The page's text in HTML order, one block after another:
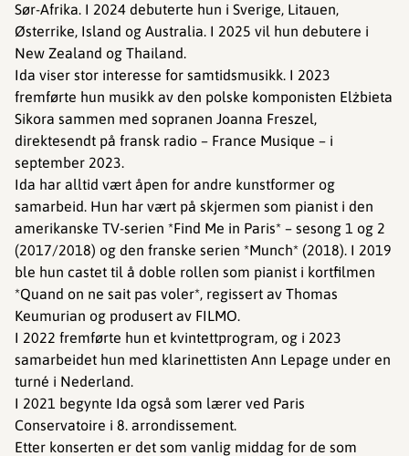
Sør-Afrika. I 2024 debuterte hun i Sverige, Litauen,
Østerrike, Island og Australia. I 2025 vil hun debutere i
New Zealand og Thailand.
Ida viser stor interesse for samtidsmusikk. I 2023
fremførte hun musikk av den polske komponisten Elżbieta
Sikora sammen med sopranen Joanna Freszel,
direktesendt på fransk radio – France Musique – i
september 2023.
Ida har alltid vært åpen for andre kunstformer og
samarbeid. Hun har vært på skjermen som pianist i den
amerikanske TV-serien *Find Me in Paris* – sesong 1 og 2
(2017/2018) og den franske serien *Munch* (2018). I 2019
ble hun castet til å doble rollen som pianist i kortfilmen
*Quand on ne sait pas voler*, regissert av Thomas
Keumurian og produsert av FILMO.
I 2022 fremførte hun et kvintettprogram, og i 2023
samarbeidet hun med klarinettisten Ann Lepage under en
turné i Nederland.
I 2021 begynte Ida også som lærer ved Paris
Conservatoire i 8. arrondissement.
Etter konserten er det som vanlig middag for de som